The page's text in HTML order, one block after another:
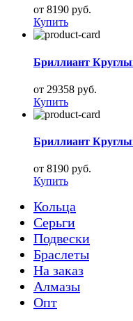
от 8190 руб.
Купить
Бриллиант
от 29358 руб.
Купить
Бриллиант
от 8190 руб.
Купить
Кольца
Серьги
Подвески
Браслеты
На заказ
Алмазы
Опт